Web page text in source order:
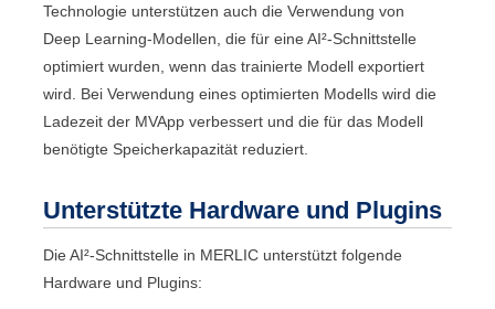
Technologie unterstützen auch die Verwendung von
Deep Learning-Modellen, die für eineAI²-Schnittstelle
optimiert wurden, wenn das trainierte Modell exportiert
wird. Bei Verwendung eines optimierten Modells wird die
Ladezeit der MVApp verbessert und die für das Modell
benötigte Speicherkapazität reduziert.
Unterstützte Hardware und Plugins
DieAI²-Schnittstelle in MERLIC unterstützt folgende
Hardware und Plugins: